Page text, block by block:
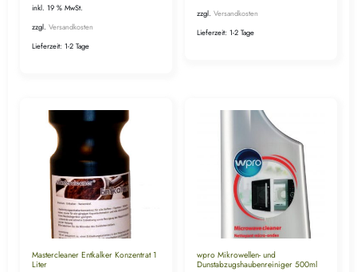
inkl. 19 % MwSt.
zzgl. Versandkosten
Lieferzeit: 1-2 Tage
zzgl. Versandkosten
Lieferzeit: 1-2 Tage
Mastercleaner Entkalker Konzentrat 1
Liter
wpro Mikrowellen- und
Dunstabzugshaubenreiniger 500ml